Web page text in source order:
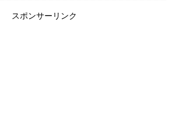
スポンサーリンク